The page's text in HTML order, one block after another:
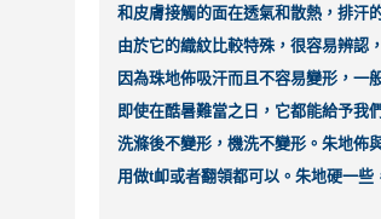
和皮膚接觸的面在透氣和散熱，排汗
由於它的織紋比較特殊，很容易辨認
因為珠地佈吸汗而且不容易變形，一
即使在酷暑難當之日，它都能給予我
洗滌後不變形，機洗不變形。朱地佈
用做t卹或者翻領都可以。朱地硬一些